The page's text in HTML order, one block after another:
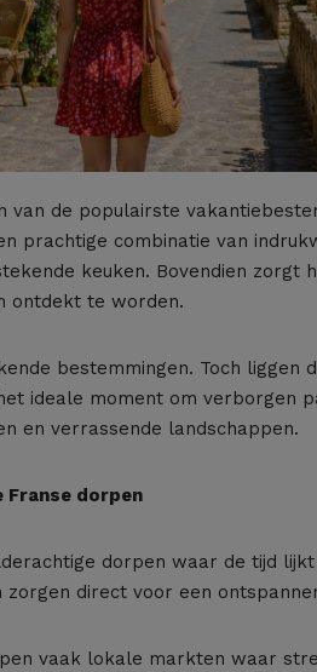
van de populairste
prachtige combinatie van
keuken. Bovendien zorgt
ontdekt te worden.
bestemmingen. Toch liggen
ideale moment om verborgen
en verrassende landschappen.
Franse dorpen
dorpen waar de tijd
zorgen direct voor een
vaak lokale markten waar